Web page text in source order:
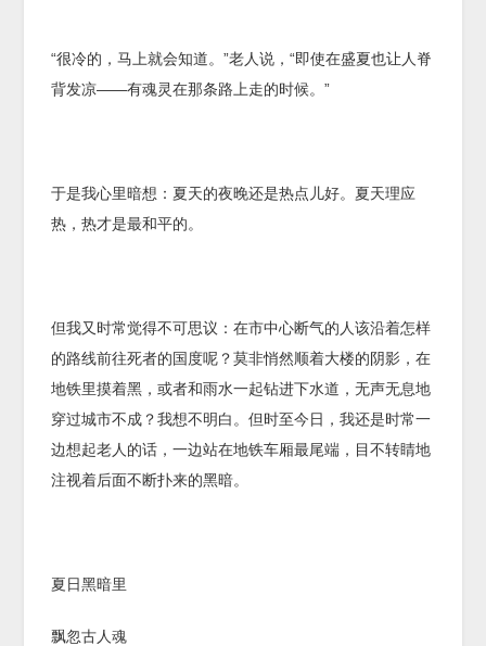
“很冷的，马上就会知道。”老人说，“即使在盛夏也让人脊
背发凉——有魂灵在那条路上走的时候。”
于是我心里暗想：夏天的夜晚还是热点儿好。夏天理应
热，热才是最和平的。
但我又时常觉得不可思议：在市中心断气的人该沿着怎样
的路线前往死者的国度呢？莫非悄然顺着大楼的阴影，在
地铁里摸着黑，或者和雨水一起钻进下水道，无声无息地
穿过城市不成？我想不明白。但时至今日，我还是时常一
边想起老人的话，一边站在地铁车厢最尾端，目不转睛地
注视着后面不断扑来的黑暗。
夏日黑暗里
飘忽古人魂